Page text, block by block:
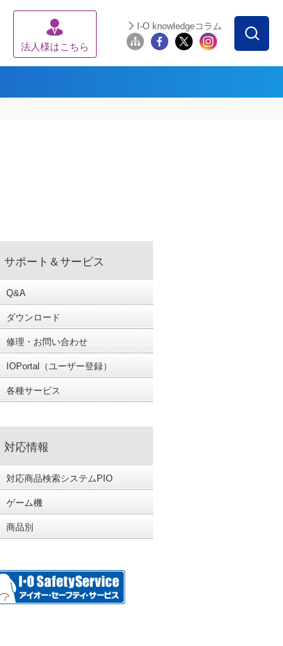
法人様はこちら
I-O knowledgeコラム
サポート＆サービス
Q&A
ダウンロード
修理・お問い合わせ
IOPortal（ユーザー登録）
各種サービス
対応情報
対応商品検索システムPIO
ゲーム機
商品別